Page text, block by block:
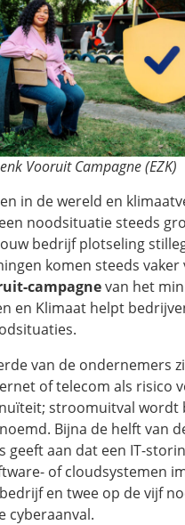
Vooruit Campagne (EZK)
in de wereld en
noodsituatie steeds
bedrijf plotseling
komen steeds vaker
campagnevan het
en Klimaat helpt
van de ondernemers
of telecom als risico
stroomuitval wordt
Bijna de helft van
geeft aan dat een IT-
of cloudsystemen
en twee op de vijf
cyberaanval.